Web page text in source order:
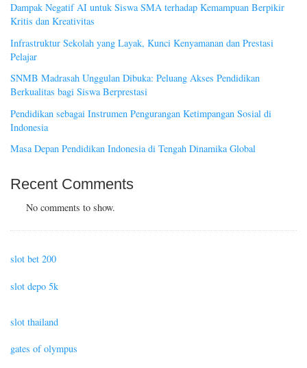
Dampak Negatif AI untuk Siswa SMA terhadap Kemampuan Berpikir
Kritis dan Kreativitas
Infrastruktur Sekolah yang Layak, Kunci Kenyamanan dan Prestasi
Pelajar
SNMB Madrasah Unggulan Dibuka: Peluang Akses Pendidikan
Berkualitas bagi Siswa Berprestasi
Pendidikan sebagai Instrumen Pengurangan Ketimpangan Sosial di
Indonesia
Masa Depan Pendidikan Indonesia di Tengah Dinamika Global
Recent Comments
No comments to show.
slot bet 200
slot depo 5k
slot thailand
gates of olympus